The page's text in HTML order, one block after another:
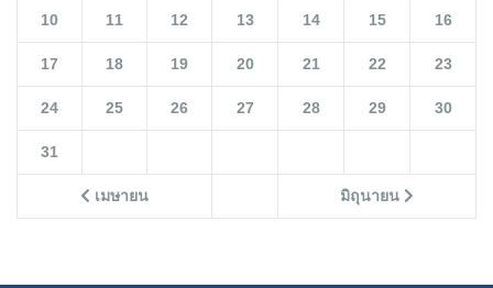
เมษายน มิถุนายน
10 11 12 13 14 15 16
17 18 19 20 21 22 23
24 25 26 27 28 29 30
31